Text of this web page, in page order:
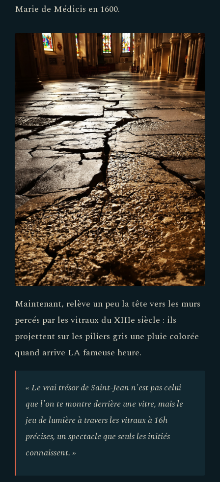
Marie de Médicis en 1600.
Maintenant, relève un peu la tête vers les murs
percés par les vitraux du XIIIe siècle : ils
projettent sur les piliers gris une pluie colorée
quand arrive LA fameuse heure.
« Le vrai trésor de Saint-Jean n'est pas celui
que l'on te montre derrière une vitre, mais le
jeu de lumière à travers les vitraux à 16h
précises, un spectacle que seuls les initiés
connaissent. »